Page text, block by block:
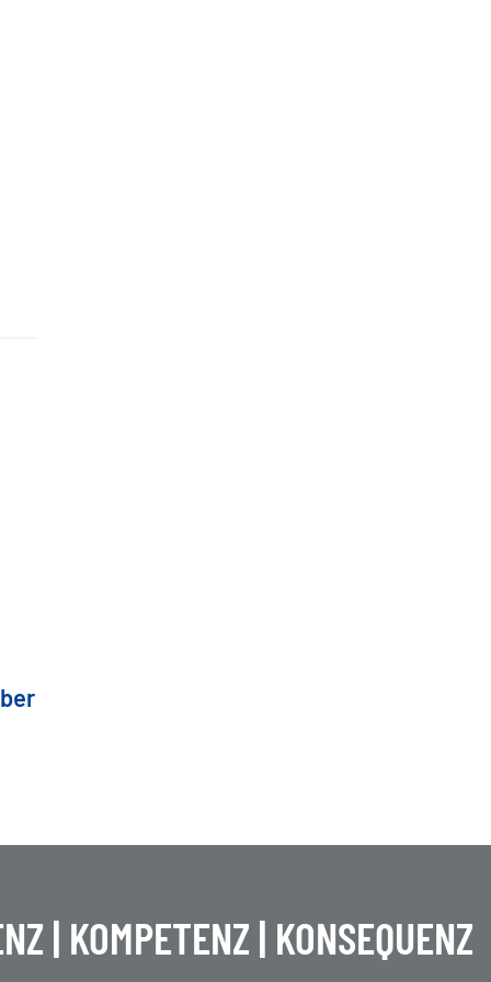
| KOMPETENZ | KONSEQUENZ